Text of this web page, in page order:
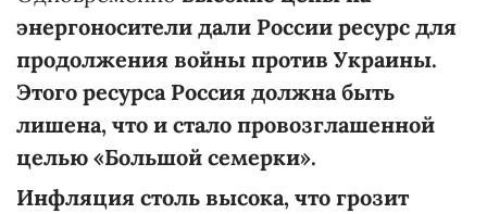
энергоносители дали России ресурс для
продолжения войны против Украины.
Этого ресурса Россия должна быть
лишена, что и стало провозглашенной
целью «Большой семерки».
Инфляция столь высока, что грозит